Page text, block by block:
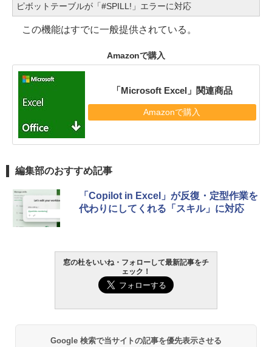
ピボットテーブルが「#SPILL!」エラーに対応
この機能はすでに一般提供されている。
Amazonで購入
「Microsoft Excel」関連商品
Amazonで購入
編集部のおすすめ記事
「Copilot in Excel」が反復・定型作業を
代わりにしてくれる「スキル」に対応
窓の杜をいいね・フォローして最新記事をチ
ェック！
Google 検索で当サイトの記事を優先表示させる